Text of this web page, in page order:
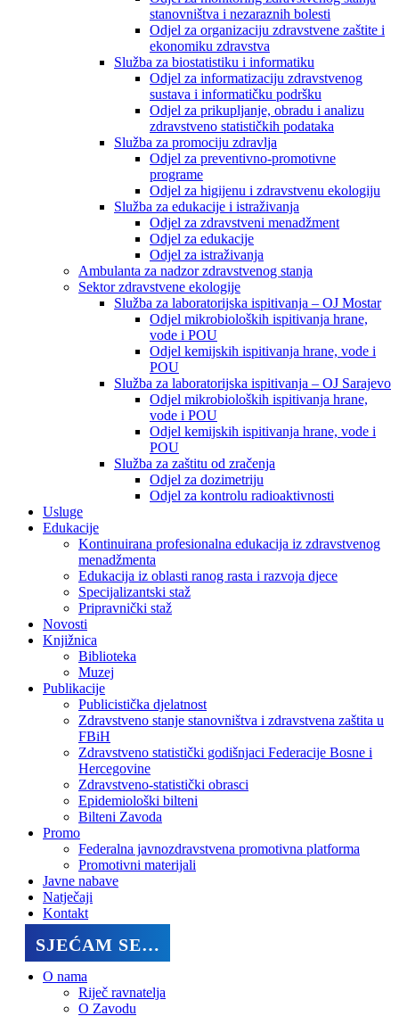
stanovništva i nezaraznih bolesti
Odjel za organizaciju zdravstvene zaštite i
ekonomiku zdravstva
Služba za biostatistiku i informatiku
Odjel za informatizaciju zdravstvenog
sustava i informatičku podršku
Odjel za prikupljanje, obradu i analizu
zdravstveno statističkih podataka
Služba za promociju zdravlja
Odjel za preventivno-promotivne
programe
Odjel za higijenu i zdravstvenu ekologiju
Služba za edukacije i istraživanja
Odjel za zdravstveni menadžment
Odjel za edukacije
Odjel za istraživanja
Ambulanta za nadzor zdravstvenog stanja
Sektor zdravstvene ekologije
Služba za laboratorijska ispitivanja – OJ Mostar
Odjel mikrobioloških ispitivanja hrane,
vode i POU
Odjel kemijskih ispitivanja hrane, vode i
POU
Služba za laboratorijska ispitivanja – OJ Sarajevo
Odjel mikrobioloških ispitivanja hrane,
vode i POU
Odjel kemijskih ispitivanja hrane, vode i
POU
Služba za zaštitu od zračenja
Odjel za dozimetriju
Odjel za kontrolu radioaktivnosti
Usluge
Edukacije
Kontinuirana profesionalna edukacija iz zdravstvenog
menadžmenta
Edukacija iz oblasti ranog rasta i razvoja djece
Specijalizantski staž
Pripravnički staž
Novosti
Knjižnica
Biblioteka
Muzej
Publikacije
Publicistička djelatnost
Zdravstveno stanje stanovništva i zdravstvena zaštita u
FBiH
Zdravstveno statistički godišnjaci Federacije Bosne i
Hercegovine
Zdravstveno-statistički obrasci
Epidemiološki bilteni
Bilteni Zavoda
Promo
Federalna javnozdravstvena promotivna platforma
Promotivni materijali
Javne nabave
Natječaji
Kontakt
SJEĆAM SE…
O nama
Riječ ravnatelja
O Zavodu